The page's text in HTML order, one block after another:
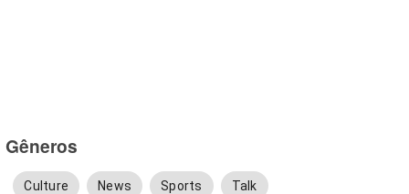
Gêneros
Culture News Sports Talk